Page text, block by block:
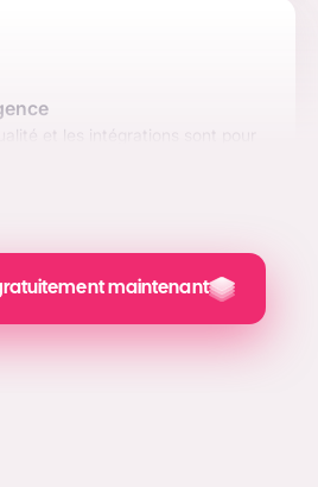
et les intégrations sont pour
site maintenant